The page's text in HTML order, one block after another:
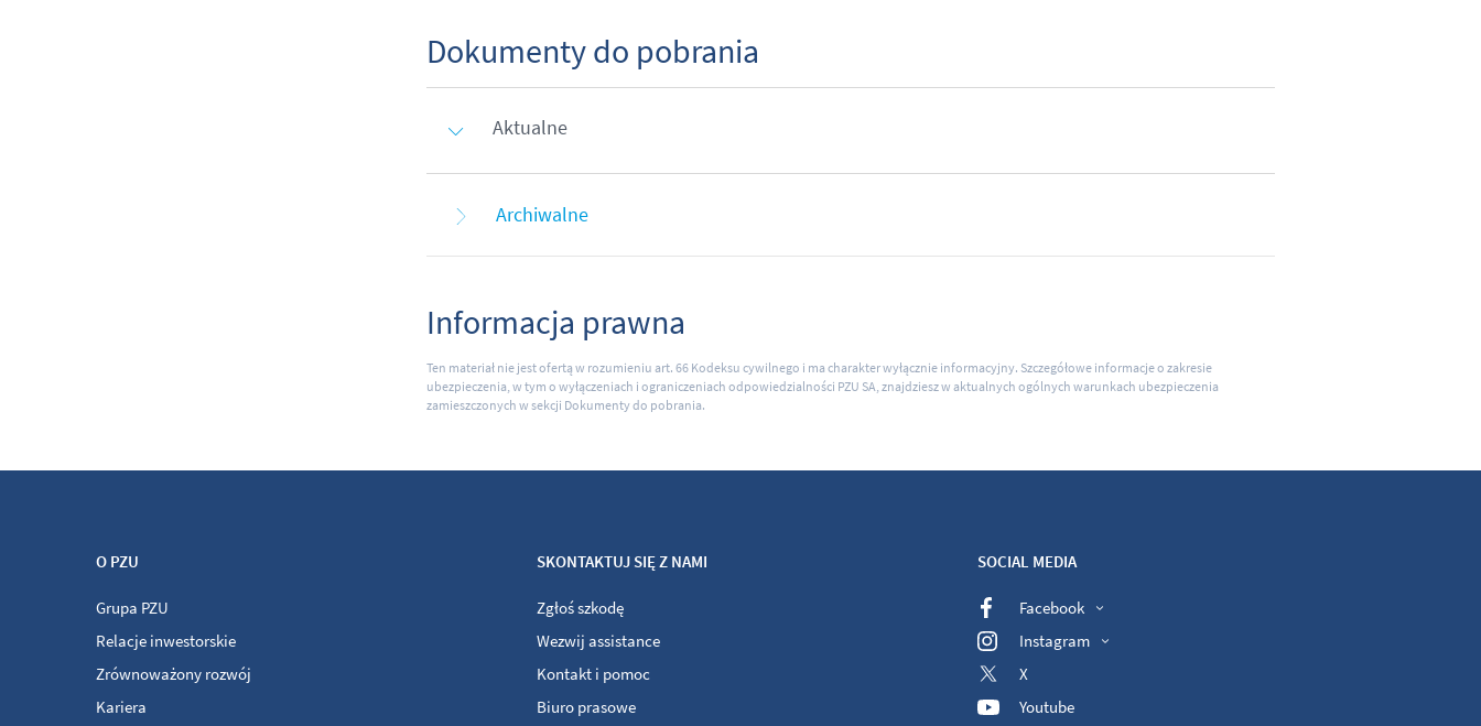
Dokumenty do pobrania
Aktualne
Archiwalne
Informacja prawna
Ten materiał nie jest ofertą w rozumieniu art. 66 Kodeksu cywilnego i ma charakter wyłącznie informacyjny. Szczegółowe informacje o zakresie
ubezpieczenia, w tym o wyłączeniach i ograniczeniach odpowiedzialności PZU SA, znajdziesz w aktualnych ogólnych warunkach ubezpieczenia
zamieszczonych w sekcji Dokumenty do pobrania.
O PZU
Grupa PZU
Relacje inwestorskie
Zrównoważony rozwój
Kariera
SKONTAKTUJ SIĘ Z NAMI
Zgłoś szkodę
Wezwij assistance
Kontakt i pomoc
Biuro prasowe
SOCIAL MEDIA
Facebook
Instagram
X
Youtube